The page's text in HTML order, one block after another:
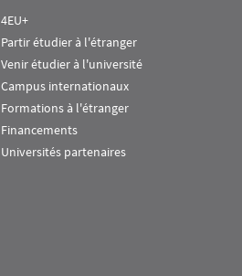
4EU+
Partir étudier à l'étranger
Venir étudier à l'université
Campus internationaux
Formations à l'étranger
Financements
Universités partenaires